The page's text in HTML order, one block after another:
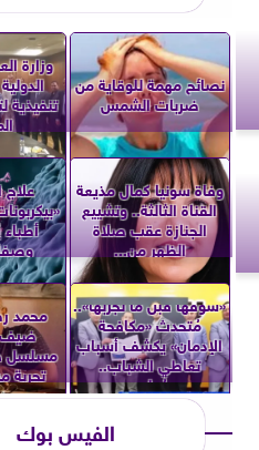
نصائح مهمة للوقاية من
ضربات الشمس
وزارة
تنفيذية
وفاة سونيا كمال مذيعة
القناة الثالثة.. وتشييع
الجنازة عقب صلاة
الظهر من...
علاج
«شوفها قبل ما تجربها»..
مُتحدث «مكافحة
الإدمان» يكشف أسباب
تعاطي الشباب..
ويُعلن...
محمد
ضيف
مسلسل
تجربة
الفيس بوك